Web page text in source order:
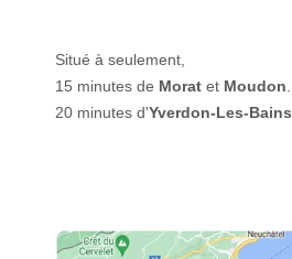
Situé à seulement,
15 minutes de Morat et Moudon
20 minutes d'Yverdon-Les-Bains